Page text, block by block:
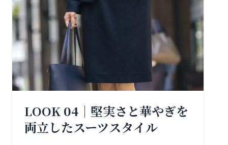
LOOK 04｜堅実さと華やぎを
両立したスーツスタイル